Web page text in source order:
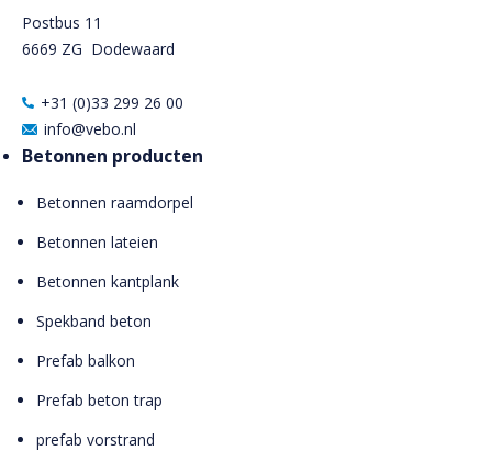
Postbus 11
6669 ZG Dodewaard
+31 (0)33 299 26 00
info@vebo.nl
Betonnen producten
Betonnen raamdorpel
Betonnen lateien
Betonnen kantplank
Spekband beton
Prefab balkon
Prefab beton trap
prefab vorstrand